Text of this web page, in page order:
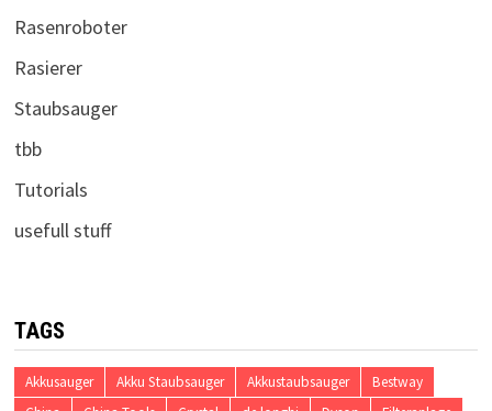
Rasenroboter
Rasierer
Staubsauger
tbb
Tutorials
usefull stuff
TAGS
Akkusauger Akku Staubsauger Akkustaubsauger
Bestway